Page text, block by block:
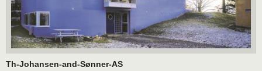
Th-Johansen-and-Sønner-AS